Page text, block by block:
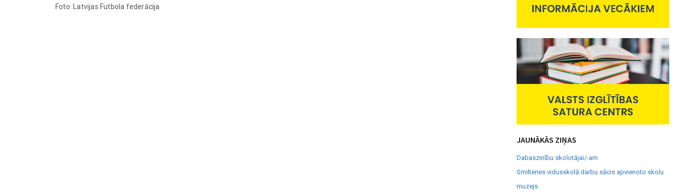
Foto: Latvijas Futbola federācija
JAUNĀKĀS ZIŅAS
Dabaszinību skolotājai/-am
Smiltenes vidusskolā darbu sācis apvienoto skolu
muzejs.